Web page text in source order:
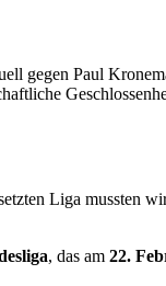
gegen Paul
Liga mussten
, das am 22.